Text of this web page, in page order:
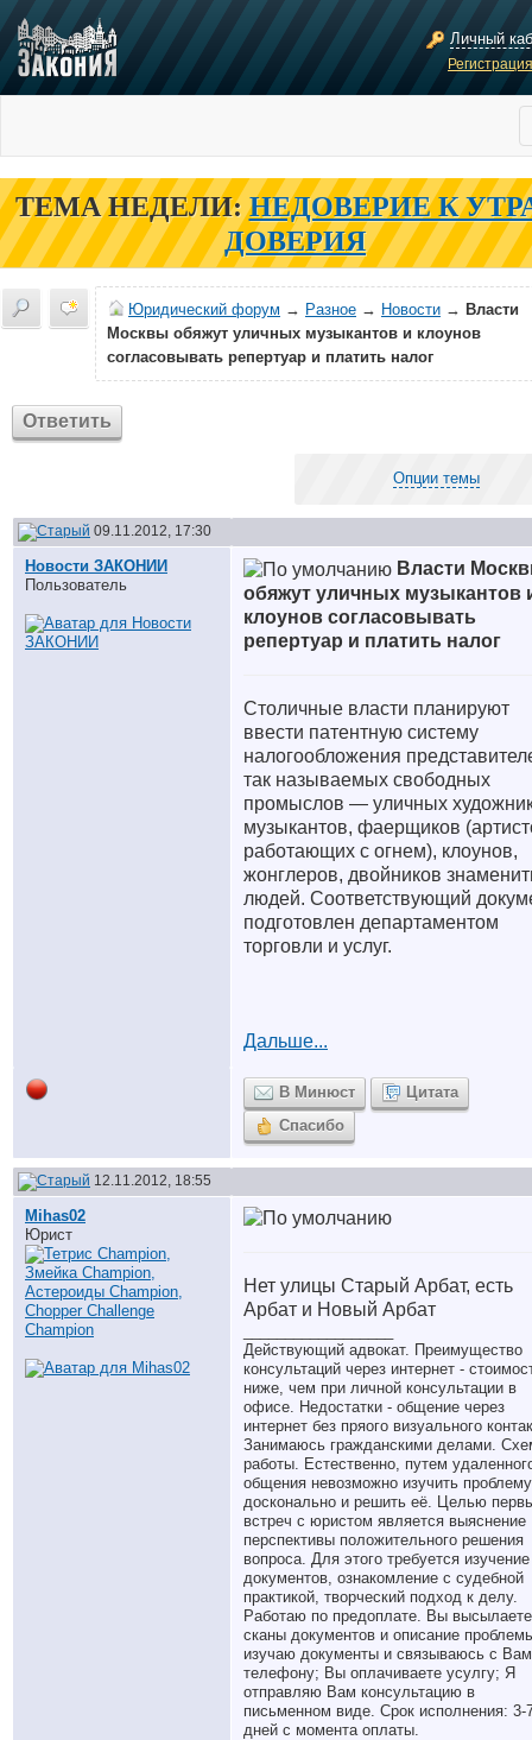
Личный
ТЕМА НЕДЕЛИ: НЕДОВЕРИЕ К
ДОВЕРИЯ
Юридический форум → Разное → Новости → Власти
Москвы обяжут уличных музыкантов и клоунов
согласовывать репертуар и платить налог
Ответить
Опции темы
09.11.2012, 17:30
Новости ЗАКОНИИ
Пользователь
Власти
обяжут уличных музыкантов
клоунов согласовывать
репертуар и платить налог
Столичные власти планируют
ввести патентную систему
налогообложения
так называемых свободных
промыслов — уличных
музыкантов, фаерщиков
работающих с огнем), клоунов,
жонглеров, двойников
людей. Соответствующий
подготовлен департаментом
торговли и услуг.
Дальше...
В Минюст
Цитата
Спасибо
12.11.2012, 18:55
Mihas02
Юрист
Нет улицы Старый Арбат, есть
Арбат и Новый Арбат
Действующий адвокат. Преимущество
консультаций через интернет -
ниже, чем при личной консультации в
офисе. Недостатки - общение через
интернет без пряого визуального
Занимаюсь гражданскими делами.
работы. Естественно, путем
общения невозможно изучить проблему
досконально и решить её. Целью
встреч с юристом является выяснение
перспективы положительного решения
вопроса. Для этого требуется изучение
документов, ознакомление с судебной
практикой, творческий подход к делу.
Работаю по предоплате. Вы
сканы документов и описание
изучаю документы и связываюсь с
телефону; Вы оплачиваете усулгу; Я
отправляю Вам консультацию в
письменном виде. Срок исполнения: 3-
дней с момента оплаты.